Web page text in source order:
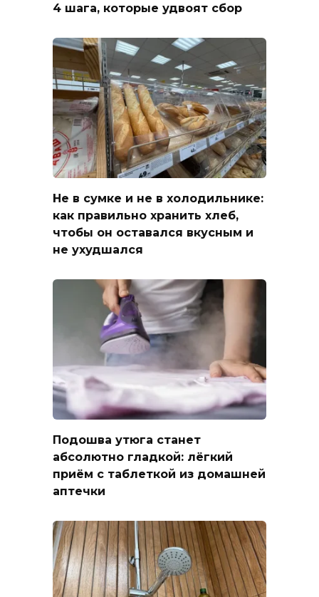
4 шага, которые удвоят сбор
Не в сумке и не в холодильнике:
как правильно хранить хлеб,
чтобы он оставался вкусным и
не ухудшался
Подошва утюга станет
абсолютно гладкой: лёгкий
приём с таблеткой из домашней
аптечки